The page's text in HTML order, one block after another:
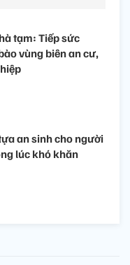
tạm: Tiếp sức
vùng biên an cư,
an sinh cho người
lúc khó khăn